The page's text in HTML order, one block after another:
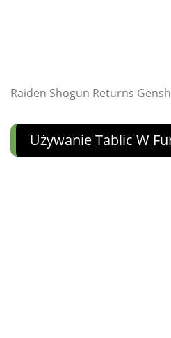
Raiden Shogun Returns
Używanie Tablic W